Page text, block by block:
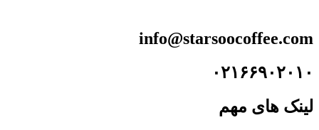
info@starsoocoffee.com
۰۲۱۶۶۹۰۲۰۱۰
لینک های مهم